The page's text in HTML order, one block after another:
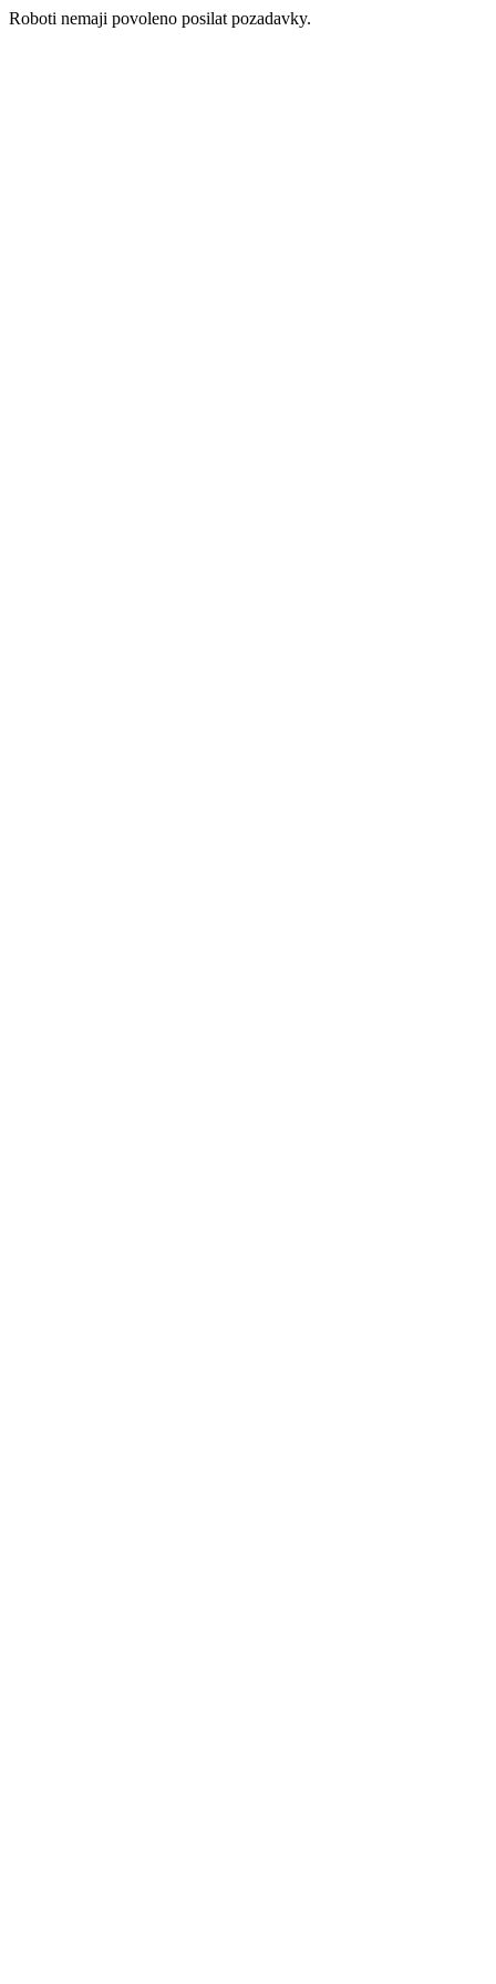
Roboti nemaji povoleno posilat pozadavky.